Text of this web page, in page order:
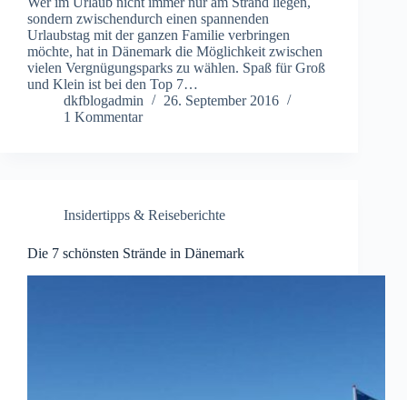
sondern zwischendurch einen spannenden
Urlaubstag mit der ganzen Familie verbringen
möchte, hat in Dänemark die Möglichkeit zwischen
vielen Vergnügungsparks zu wählen. Spaß für Groß
und Klein ist bei den Top 7…
dkfblogadmin
26. September 2016
1 Kommentar
Insidertipps & Reiseberichte
Die 7 schönsten Strände in Dänemark